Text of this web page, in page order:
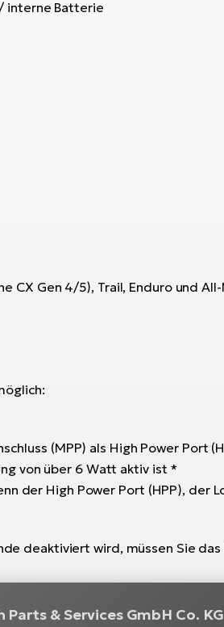
interne Batterie
CX Gen 4/5), Trail, Enduro und
(MPP) als High Power
von über 6 Watt aktiv ist *
der High Power Port (HPP),
deaktiviert wird, müssen Sie
Parts & Services GmbH Co.